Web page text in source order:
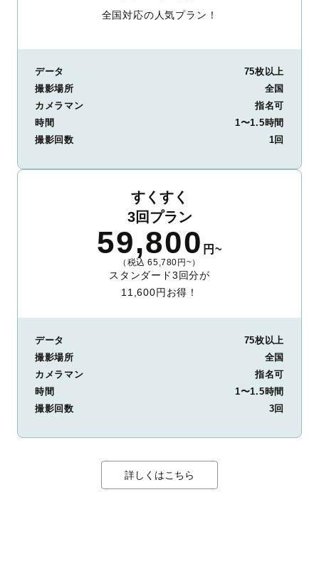
全国対応の人気プラン！
データ
75枚以上
撮影場所
全国
カメラマン
指名可
時間
1〜1.5時間
撮影回数
1回
すくすく
3回プラン
59,800 円~
（税込 65,780円~）
スタンダード3回分が
11,600円お得！
データ
75枚以上
撮影場所
全国
カメラマン
指名可
時間
1〜1.5時間
撮影回数
3回
詳しくはこちら